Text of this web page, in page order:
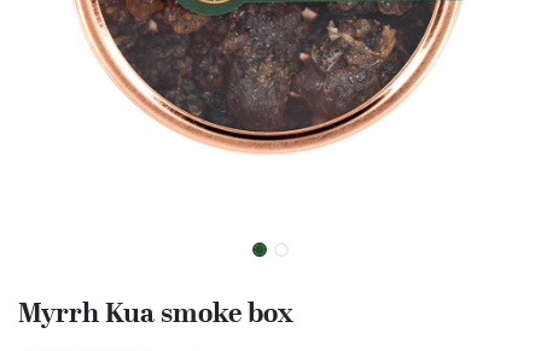
Myrrh Kua smoke box